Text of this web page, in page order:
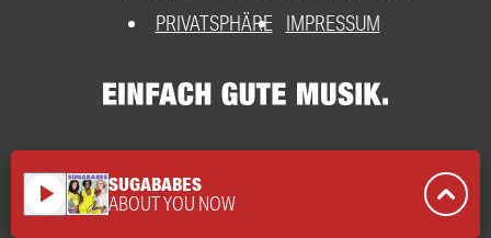
PRIVATSPHÄRE
IMPRESSUM
play_arrow SUGABABES
ABOUT YOU NOW